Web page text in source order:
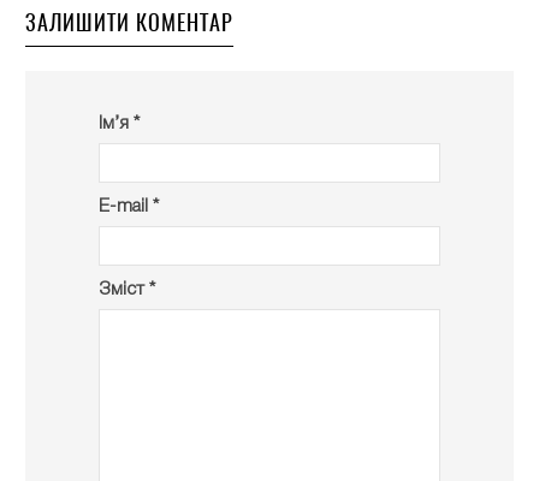
ЗАЛИШИТИ КОМЕНТАР
Ім’я *
E-mail *
Зміст *